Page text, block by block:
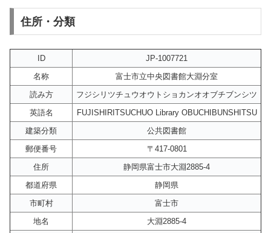
住所・分類
ID
JP-1007721
名称
富士市立中央図書館大淵分室
読み方
フジシリツチュウオウトショカンオオブチブンシツ
英語名
FUJISHIRITSUCHUO Library OBUCHIBUNSHITSU
建築分類
公共図書館
郵便番号
〒417-0801
住所
静岡県富士市大淵2885-4
都道府県
静岡県
市町村
富士市
地名
大淵2885-4